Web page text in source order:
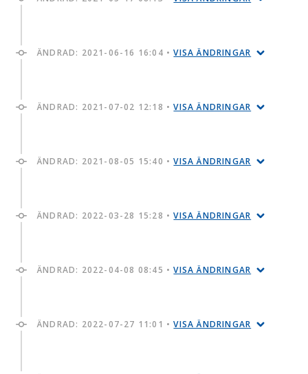
ÄNDRAD: 2021-06-16 16:04 •VISA ÄNDRINGAR
ÄNDRAD: 2021-07-02 12:18 •VISA ÄNDRINGAR
ÄNDRAD: 2021-08-05 15:40 •VISA ÄNDRINGAR
ÄNDRAD: 2022-03-28 15:28 •VISA ÄNDRINGAR
ÄNDRAD: 2022-04-08 08:45 •VISA ÄNDRINGAR
ÄNDRAD: 2022-07-27 11:01 •VISA ÄNDRINGAR